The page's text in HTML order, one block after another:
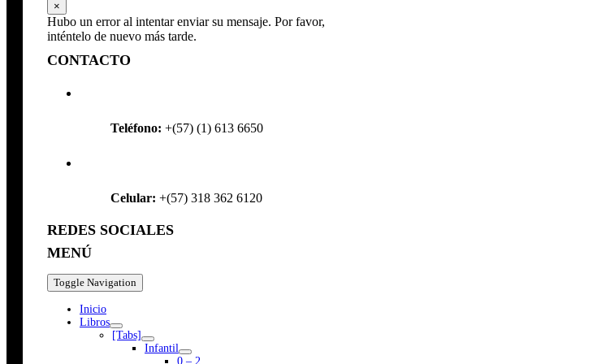
×
Hubo un error al intentar enviar su mensaje. Por favor,
inténtelo de nuevo más tarde.
CONTACTO
Teléfono: +(57) (1) 613 6650
Celular: +(57) 318 362 6120
REDES SOCIALES
MENÚ
Toggle Navigation
Inicio
Libros
[Tabs]
Infantil
0 – 2